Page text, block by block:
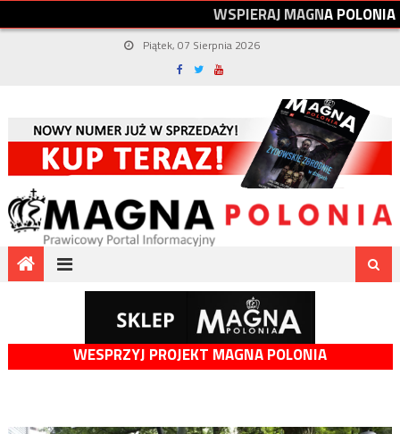
WSPIERAJMAGNAPOLONIA
Piątek, 07 Sierpnia 2026
WESPRZYJ PROJEKT MAGNA POLONIA